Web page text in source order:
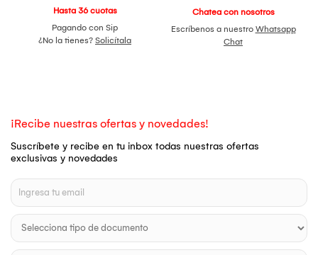
Hasta 36 cuotas
Pagando con Sip
¿No la tienes? Solicítala
Chatea con nosotros
Escríbenos a nuestro Whatsapp
Chat
¡Recibe nuestras ofertas y novedades!
Suscríbete y recibe en tu inbox todas nuestras ofertas
exclusivas y novedades